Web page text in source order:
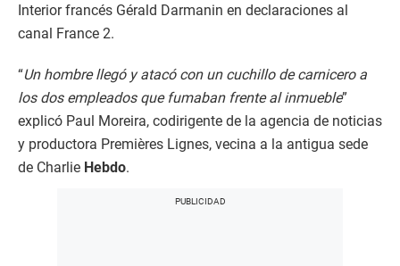
Interior francés Gérald Darmanin en declaraciones al
canal France 2.
“Un hombre llegó y atacó con un cuchillo de carnicero a
los dos empleados que fumaban frente al inmueble”
explicó Paul Moreira, codirigente de la agencia de noticias
y productora Premières Lignes, vecina a la antigua sede
de Charlie Hebdo.